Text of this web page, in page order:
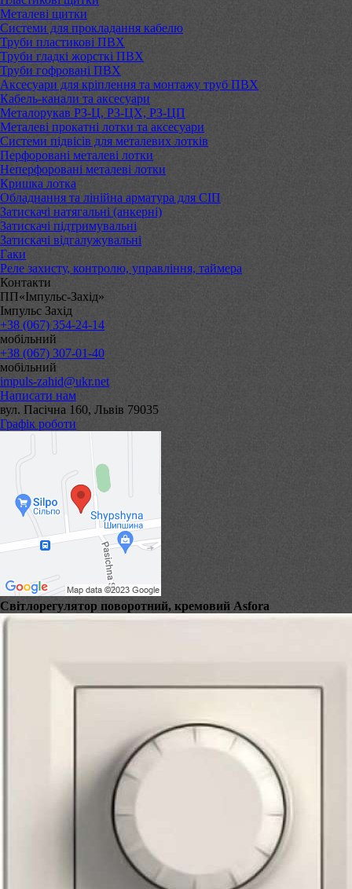
Металеві щитки
Системи для прокладання кабелю
Труби пластикові ПВХ
Труби гладкі жорсткі ПВХ
Труби гофровані ПВХ
Аксесуари для кріплення та монтажу труб ПВХ
Кабель-канали та аксесуари
Металорукав РЗ-Ц, РЗ-ЦХ, РЗ-ЦП
Металеві прокатні лотки та аксесуари
Системи підвісів для металевих лотків
Перфоровані металеві лотки
Неперфоровані металеві лотки
Кришка лотка
Обладнання та лінійна арматура для СІП
Затискачі натягальні (анкерні)
Затискачі підтримувальні
Затискачі відгалужувальні
Гаки
Реле захисту, контролю, управління, таймера
Контакти
ПП«Імпульс-Захід»
Імпульс Захід
+38 (067) 354-24-14
мобільний
+38 (067) 307-01-40
мобільний
impuls-zahid@ukr.net
Написати нам
вул. Пасічна 160, Львів 79035
Графік роботи
Світлорегулятор поворотний, кремовий Asfora